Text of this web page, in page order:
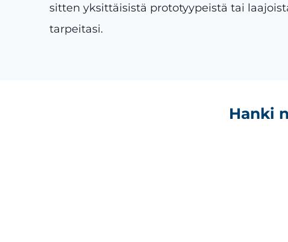
sitten yksittäisistä prototyypeistä tai
tarpeitasi.
Hanki